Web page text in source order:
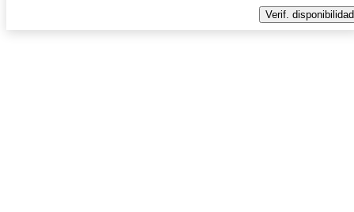
Verif. disponibilidad